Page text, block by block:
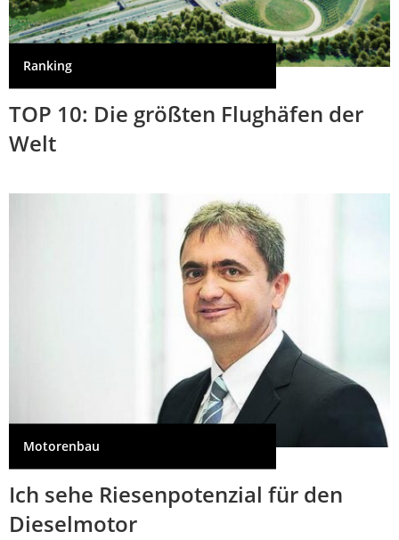
Ranking
TOP 10: Die größten Flughäfen der
Welt
Motorenbau
Ich sehe Riesenpotenzial für den
Dieselmotor